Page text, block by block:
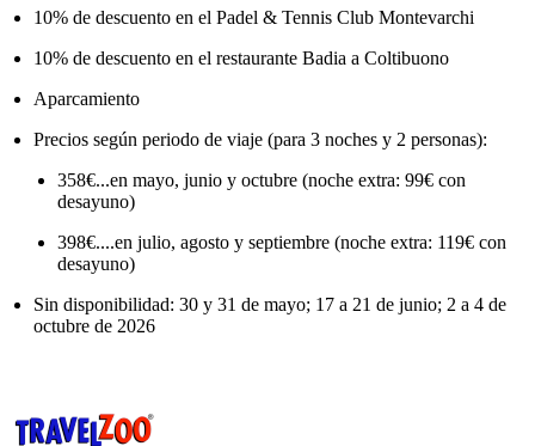
10% de descuento en el Padel & Tennis Club Montevarchi
10% de descuento en el restaurante Badia a Coltibuono
Aparcamiento
Precios según periodo de viaje (para 3 noches y 2 personas):
358€...en mayo, junio y octubre (noche extra: 99€ con
desayuno)
398€....en julio, agosto y septiembre (noche extra: 119€ con
desayuno)
Sin disponibilidad: 30 y 31 de mayo; 17 a 21 de junio; 2 a 4 de
octubre de 2026